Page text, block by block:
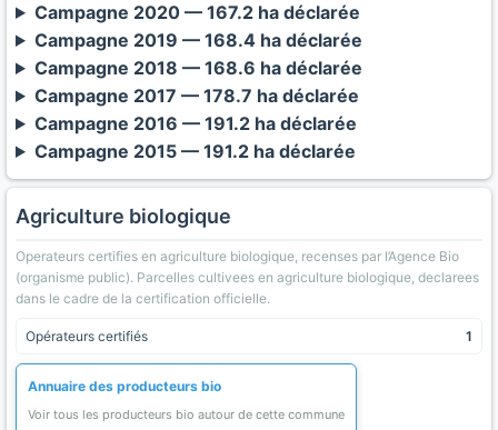
Campagne 2020 — 167.2 ha déclarée
Campagne 2019 — 168.4 ha déclarée
Campagne 2018 — 168.6 ha déclarée
Campagne 2017 — 178.7 ha déclarée
Campagne 2016 — 191.2 ha déclarée
Campagne 2015 — 191.2 ha déclarée
Agriculture biologique
Operateurs certifies en agriculture biologique, recenses par l’Agence Bio
(organisme public). Parcelles cultivees en agriculture biologique, declarees
dans le cadre de la certification officielle.
Opérateurs certifiés 1
Annuaire des producteurs bio
Voir tous les producteurs bio autour de cette commune